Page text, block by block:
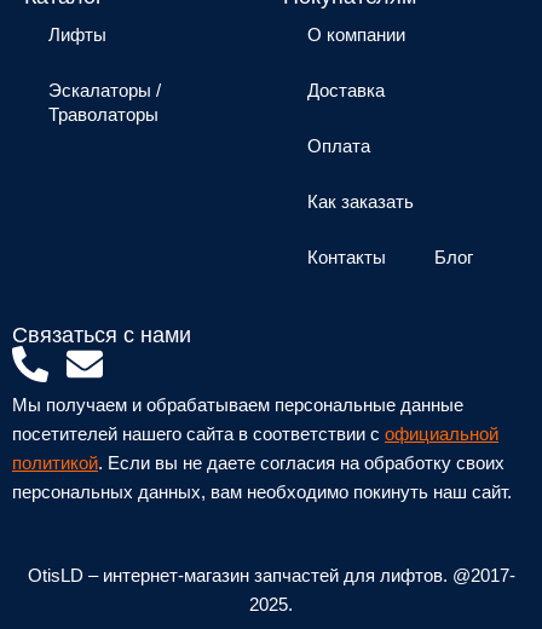
Лифты
Эскалаторы /
Траволаторы
О компании
Доставка
Оплата
Как заказать
Контакты Блог
Связаться с нами
P
h
o
n
e
a
E
n
v
e
l
p
Мы получаем и обрабатываем персональные данные
посетителей нашего сайта в соответствии с официальной
политикой. Если вы не даете согласия на обработку своих
персональных данных, вам необходимо покинуть наш сайт.
OtisLD – интернет-магазин запчастей для лифтов. @2017-
2025.